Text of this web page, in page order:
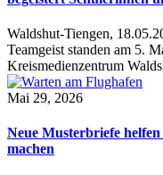
Waldshut-Tiengen,
Teamgeist standen am 5.
Kreismedienzentrum
Mai 29, 2026
Neue Musterbriefe helfen
machen